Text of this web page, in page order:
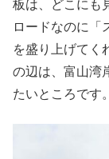
板は、どこにも
ロードなのに「
を盛り上げてく
の辺は、富山湾
たいところです。